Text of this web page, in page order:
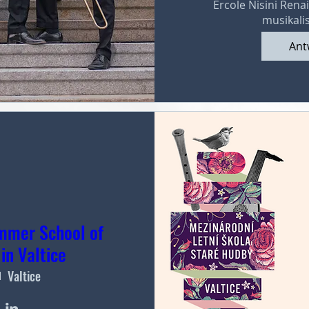
Ercole Nisini
School of
Valtice
Valtice